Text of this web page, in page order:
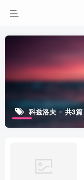
科兹洛夫 共3篇